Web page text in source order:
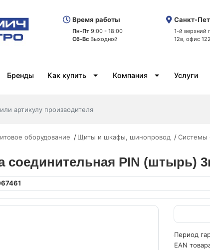
Время работы
Пн-Пт 9:00 - 18:00
Сб-Вс Выходной
Санкт-
1-й верхний
12в, офис 122
Бренды Как купить Компания Услуги
оборудование Щиты и шкафы, шинопровод Системы
соединительная PIN (штырь)
Период
EAN